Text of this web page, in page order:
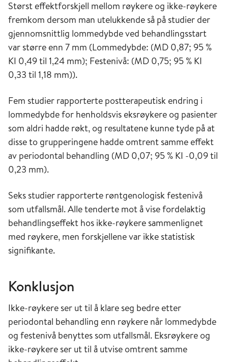
Størst effektforskjell mellom røykere og ikke-røykere
fremkom dersom man utelukkende så på studier der
gjennomsnittlig lommedybde ved behandlingsstart
var større enn 7 mm (Lommedybde: (MD 0,87; 95 %
KI 0,49 til 1,24 mm); Festenivå: (MD 0,75; 95 % KI
0,33 til 1,18 mm)).
Fem studier rapporterte postterapeutisk endring i
lommedybde for henholdsvis eksrøykere og pasienter
som aldri hadde røkt, og resultatene kunne tyde på at
disse to grupperingene hadde omtrent samme effekt
av periodontal behandling (MD 0,07; 95 % KI -0,09 til
0,23 mm).
Seks studier rapporterte røntgenologisk festenivå
som utfallsmål. Alle tenderte mot å vise fordelaktig
behandlingseffekt hos ikke-røykere sammenlignet
med røykere, men forskjellene var ikke statistisk
signifikante.
Konklusjon
Ikke-røykere ser ut til å klare seg bedre etter
periodontal behandling enn røykere når lommedybde
og festenivå benyttes som utfallsmål. Eksrøykere og
ikke-røykere ser ut til å utvise omtrent samme